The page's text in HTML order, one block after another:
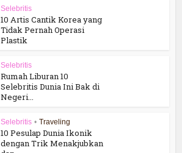
Selebritis
10 Artis Cantik Korea yang
Tidak Pernah Operasi
Plastik
Selebritis
Rumah Liburan 10
Selebritis Dunia Ini Bak di
Negeri...
Selebritis • Traveling
10 Pesulap Dunia Ikonik
dengan Trik Menakjubkan